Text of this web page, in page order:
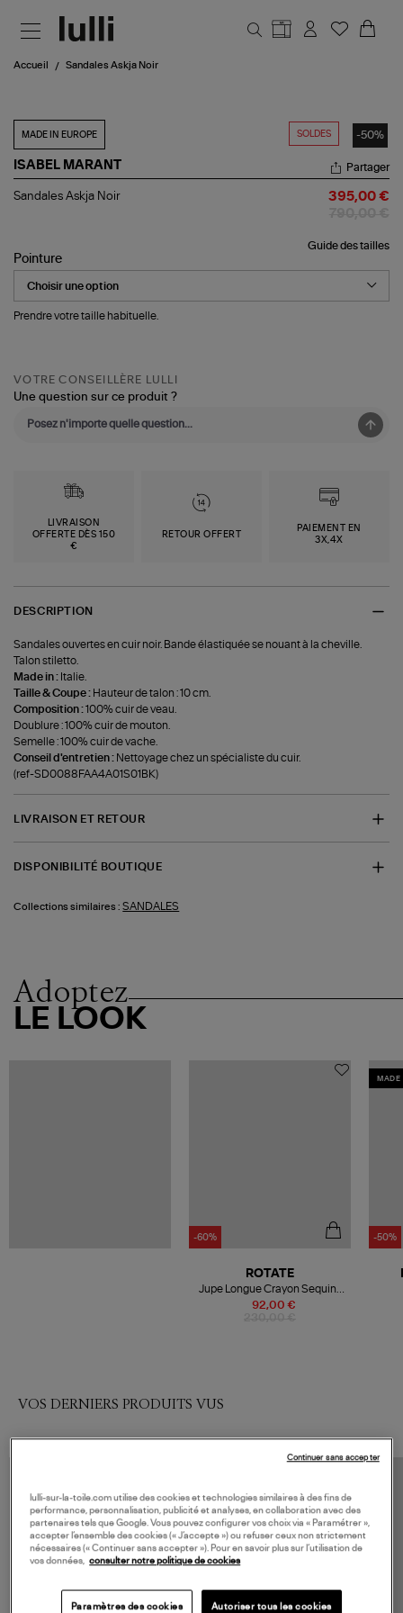
Accueil Sandales Askja Noir
SOLDES -50%
MADE IN EUROPE
ISABEL MARANT
Sandales
Partager
Sandales Askja Noir 395,00 €
Guide des tailles
Pointure
Prendre votre taille habituelle.
VOTRE CONSEILLÈRE LULLI
Une question sur ce produit ?
LIVRAISON
OFFERTE DÈS 150
€
RETOUR OFFERT
PAIEMENT EN
3X,4X
DESCRIPTION
Sandales ouvertes en cuir noir. Bande élastiquée se nouant à la cheville.
Talon stiletto.
Made in : Italie.
Taille & Coupe : Hauteur de talon : 10 cm.
Composition :100% cuir de veau.
Doublure : 100% cuir de mouton.
Semelle : 100% cuir de vache.
Conseil d'entretien : Nettoyage chez un spécialiste du cuir.
(ref-SD0088FAA4A01S01BK)
LIVRAISON ET RETOUR
DISPONIBILITÉ BOUTIQUE
Collections similaires : SANDALES
Adoptez
LE LOOK
-60%
92,00 €
ROTATE
Jupe Longue Crayon Sequins
Fuchsia Rose
MADE
-50%
VOS DERNIERS PRODUITS VUS
lulli-sur-la-toile.com utilise des cookies et technologies similaires à des fins de
performance, personnalisation, publicité et analyses, en collaboration avec des
partenaires tels que Google. Vous pouvez configurer vos choix via « Paramétrer »,
accepter l’ensemble des cookies (« J’accepte ») ou refuser ceux non strictement
nécessaires (« Continuer sans accepter »). Pour en savoir plus sur l’utilisation de
vos données, consulter notre politique de cookies
Paramètres des cookies Autoriser tous les cookies
Continuer sans accepter